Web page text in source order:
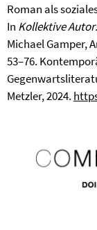
Roman als
In Kollektive
Michael Gamper,
53–76.
Metzler, 2024.